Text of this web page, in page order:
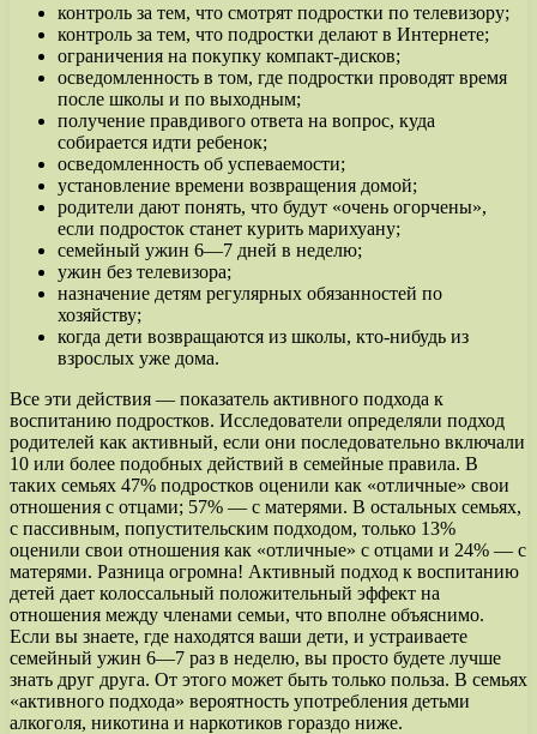
контроль за тем, что смотрят подростки по телевизору;
контроль за тем, что подростки делают в Интернете;
ограничения на покупку компакт-дисков;
осведомленность в том, где подростки проводят время
после школы и по выходным;
получение правдивого ответа на вопрос, куда
собирается идти ребенок;
осведомленность об успеваемости;
установление времени возвращения домой;
родители дают понять, что будут «очень огорчены»,
если подросток станет курить марихуану;
семейный ужин 6—7 дней в неделю;
ужин без телевизора;
назначение детям регулярных обязанностей по
хозяйству;
когда дети возвращаются из школы, кто-нибудь из
взрослых уже дома.
Все эти действия — показатель активного подхода к
воспитанию подростков. Исследователи определяли подход
родителей как активный, если они последовательно включали
10 или более подобных действий в семейные правила. В
таких семьях 47% подростков оценили как «отличные» свои
отношения с отцами; 57% — с матерями. В остальных семьях,
с пассивным, попустительским подходом, только 13%
оценили свои отношения как «отличные» с отцами и 24% — с
матерями. Разница огромна! Активный подход к воспитанию
детей дает колоссальный положительный эффект на
отношения между членами семьи, что вполне объяснимо.
Если вы знаете, где находятся ваши дети, и устраиваете
семейный ужин 6—7 раз в неделю, вы просто будете лучше
знать друг друга. От этого может быть только польза. В семьях
«активного подхода» вероятность употребления детьми
алкоголя, никотина и наркотиков гораздо ниже.